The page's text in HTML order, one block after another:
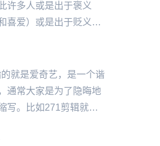
许多人或是出于褒义
喜爱）或是出于贬义
就是爱奇艺，是一个谐
通常大家是为了隐晦地
写。比如271剪辑就是